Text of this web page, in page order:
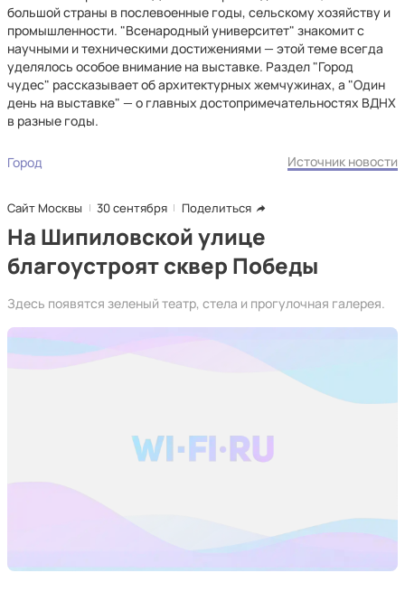
большой страны в послевоенные годы, сельскому хозяйству и
промышленности. "Всенародный университет" знакомит с
научными и техническими достижениями — этой теме всегда
уделялось особое внимание на выставке. Раздел "Город
чудес" рассказывает об архитектурных жемчужинах, а "Один
день на выставке" — о главных достопримечательностях ВДНХ
в разные годы.
Город Источник новости
Сайт Москвы 30 сентября Поделиться
На Шипиловской улице
благоустроят сквер Победы
Здесь появятся зеленый театр, стела и прогулочная галерея.